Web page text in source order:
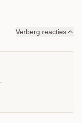
Verberg reacties